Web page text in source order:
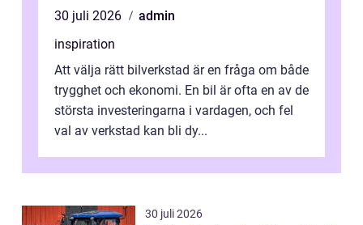
30 juli 2026
admin
inspiration
Att välja rätt bilverkstad är en fråga om både
trygghet och ekonomi. En bil är ofta en av de
största investeringarna i vardagen, och fel
val av verkstad kan bli dy...
30 juli 2026